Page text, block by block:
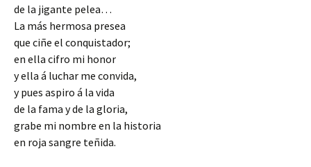
de la jigante pelea…
La más hermosa presea
que ciñe el conquistador;
en ella cifro mi honor
y ella á luchar me convida,
y pues aspiro á la vida
de la fama y de la gloria,
grabe mi nombre en la historia
en roja sangre teñida.